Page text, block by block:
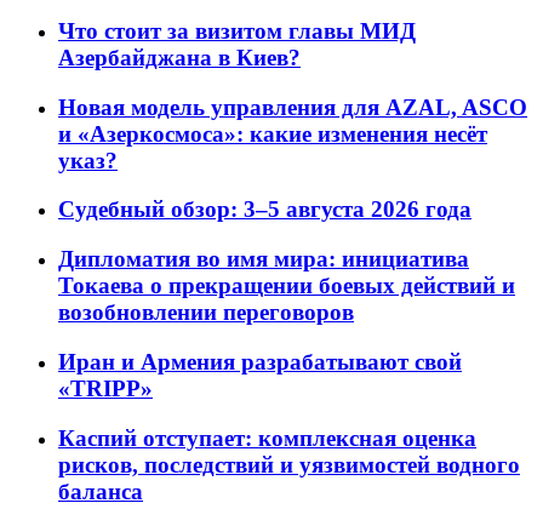
Что стоит за визитом главы МИД
Азербайджана в Киев?
Новая модель управления для AZAL, ASCO
и «Азеркосмоса»: какие изменения несёт
указ?
Судебный обзор: 3–5 августа 2026 года
Дипломатия во имя мира: инициатива
Токаева о прекращении боевых действий и
возобновлении переговоров
Иран и Армения разрабатывают свой
«TRIPP»
Каспий отступает: комплексная оценка
рисков, последствий и уязвимостей водного
баланса